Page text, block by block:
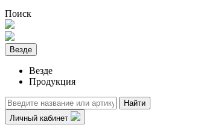
Поиск
Везде
Везде
Продукция
Найти
Личный кабинет